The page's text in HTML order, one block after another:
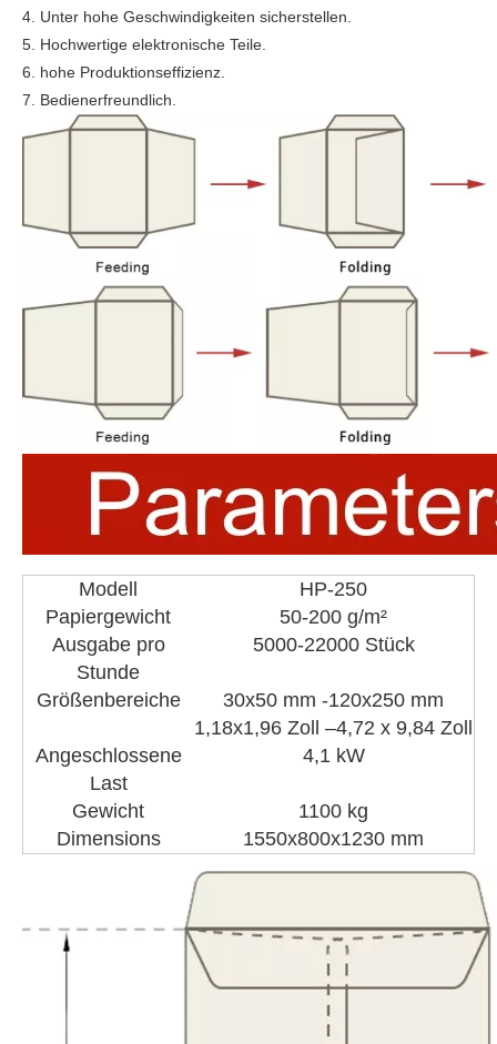
4. Unter hohe Geschwindigkeiten sicherstellen.
5. Hochwertige elektronische Teile.
6. hohe Produktionseffizienz.
7. Bedienerfreundlich.
Modell
HP-250
Papiergewicht
50-200 g/m²
Ausgabe pro
Stunde
5000-22000 Stück
Größenbereiche
30x50 mm -120x250 mm
1,18x1,96 Zoll –4,72 x 9,84 Zoll
Angeschlossene
Last
4,1 kW
Gewicht
1100 kg
Dimensions
1550x800x1230 mm